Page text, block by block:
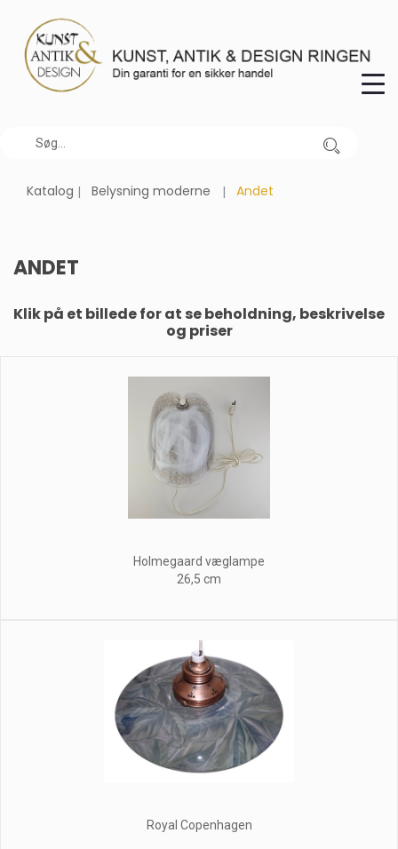
Katalog Belysning moderne Andet
ANDET
Klik på et billede for at se beholdning, beskrivelse
og priser
Holmegaard væglampe
26,5 cm
Royal Copenhagen